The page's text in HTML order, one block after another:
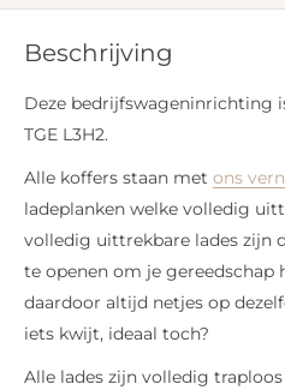
Beschrijving
Deze bedrijfswageninrichting
TGE L3H2.
Alle koffers staan met ons
ladeplanken welke volledig
volledig uittrekbare lades zijn
te openen om je gereedschap
daardoor altijd netjes op
iets kwijt, ideaal toch?
Alle lades zijn volledig